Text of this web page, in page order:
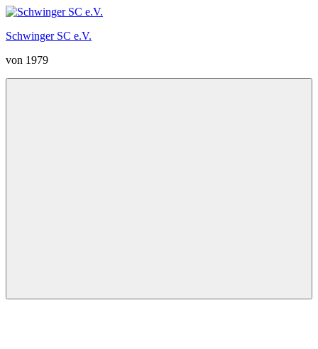
Zum
springen
Schwinger SC e.V.
von 1979